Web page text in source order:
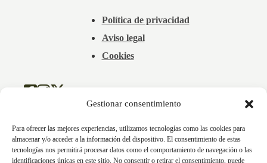
Gestionar consentimiento
Para ofrecer las mejores experiencias, utilizamos tecnologías como las cookies para
almacenar y/o acceder a la información del dispositivo. El consentimiento de estas
tecnologías nos permitirá procesar datos como el comportamiento de navegación o las
identificaciones únicas en este sitio. No consentir o retirar el consentimiento, puede
Política de privacidad
Aviso legal
Cookies